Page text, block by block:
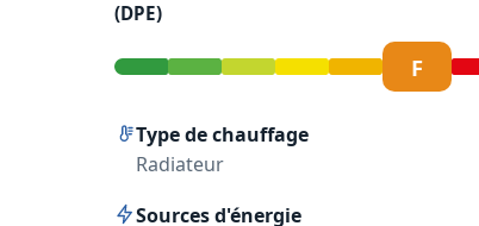
(DPE)
F
Type de chauffage
Radiateur
Sources d'énergie